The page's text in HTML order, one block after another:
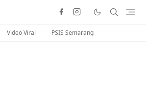
Video Viral PSIS Semarang